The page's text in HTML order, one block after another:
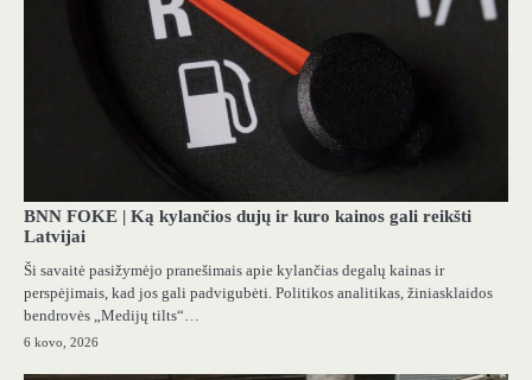
BNN FOKE | Ką kylančios dujų ir kuro kainos gali reikšti
Latvijai
Ši savaitė pasižymėjo pranešimais apie kylančias degalų kainas ir
perspėjimais, kad jos gali padvigubėti. Politikos analitikas, žiniasklaidos
bendrovės „Medijų tilts“…
6 kovo, 2026